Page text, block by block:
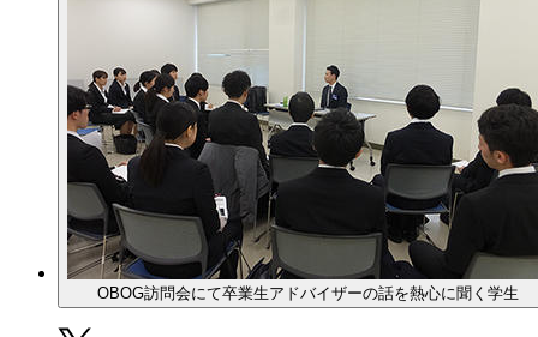
OBOG訪問会にて卒業生アドバイザーの話を熱心に聞く学生